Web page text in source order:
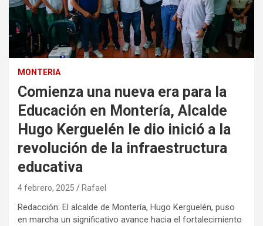
MONTERIA
Comienza una nueva era para la
Educación en Montería, Alcalde
Hugo Kerguelén le dio inició a la
revolución de la infraestructura
educativa
4 febrero, 2025 Rafael
Redacción: El alcalde de Montería, Hugo Kerguelén, puso
en marcha un significativo avance hacia el fortalecimiento